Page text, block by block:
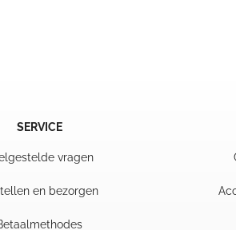
SERVICE
vragen
en bezorgen